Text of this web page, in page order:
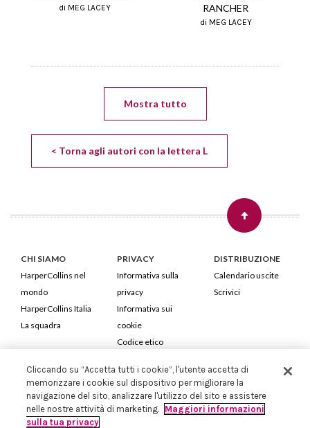
di MEG LACEY
RANCHER
di MEG LACEY
Mostra tutto
< Torna agli autori con la lettera L
CHI SIAMO
HarperCollins nel
mondo
HarperCollins Italia
La squadra
PRIVACY
Informativa sulla
privacy
Informativa sui
cookie
Codice etico
DISTRIBUZIONE
Calendario uscite
Scrivici
HarperCollins Italia S.p.A. Viale Monte Nero, 84 - 20135 Milano
Cod. Fiscale e P.IVA 05946780151 - Capitale Sociale 258.250 €
Iscritta in Milano al Registro delle imprese nr.198004 e REA nr.1051898
Cliccando su “Accetta tutti i cookie”, l'utente accetta di
memorizzare i cookie sul dispositivo per migliorare la
navigazione del sito, analizzare l'utilizzo del sito e assistere
nelle nostre attività di marketing. Maggiori informazioni
sulla tua privacy